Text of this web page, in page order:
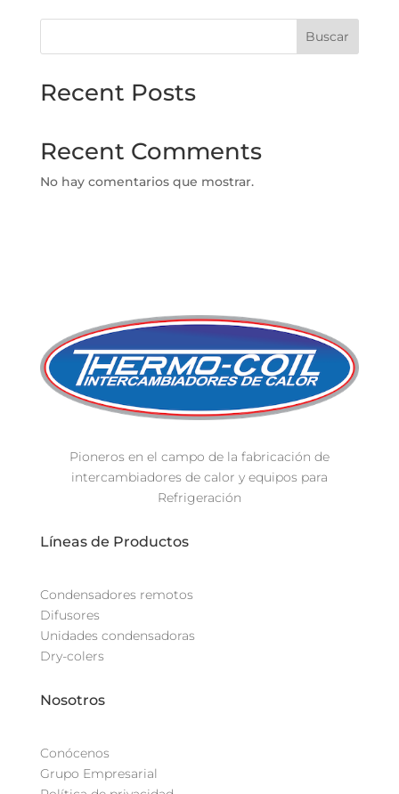
Buscar
Recent Posts
Recent Comments
No hay comentarios que mostrar.
Pioneros en el campo de la fabricación de
intercambiadores de calor y equipos para
Refrigeración
Líneas de Productos
Condensadores remotos
Difusores
Unidades condensadoras
Dry-colers
Nosotros
Conócenos
Grupo Empresarial